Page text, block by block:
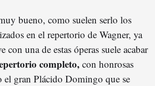
bueno, como suelen serlo los
en el repertorio de Wagner, ya
con una de estas óperas suele acabar
completo, con honrosas
el gran Plácido Domingo que se